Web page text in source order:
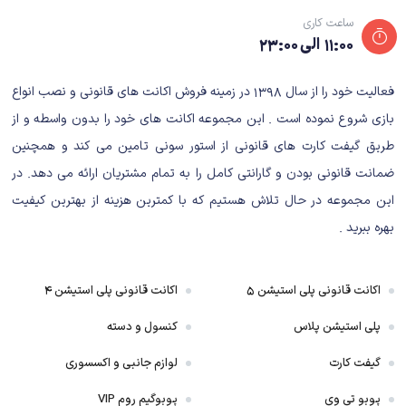
اما زمانی که شما سرگرم منوها، زمان سنج ها و مسائل پیش پا افتاده ای هستید
کم کم حساس می کنید که بازی راه خود را گم می کند. در بسیاری اوقات زمان
دهید که با وجود لازم بودن گاهی بسیار بیش از حد می شوند و واقعا برای گیمر
خسته کننده هستند. شاید سازندگان با گذاشتن گزینه Skip در این صحنات، می
توانستند بسیاری از مشکلات بازی را حل کنند.
گیم پلی بازی Jurassic World Evolution
2
تمامی مکانیک‌ها و کلیت بازی آشنا کند.
ساعت کاری
۱۱:۰۰ الی ۲۳:۰۰
فعالیت خود را از سال ۱۳۹۸ در زمینه فروش اکانت های قانونی و نصب انواع
بازی شروع نموده است . این مجموعه اکانت های خود را بدون واسطه و از
طریق گیفت کارت های قانونی از استور سونی تامین می کند و همچنین
ضمانت قانونی بودن و گارانتی کامل را به تمام مشتریان ارائه می دهد. در
این مجموعه در حال تلاش هستیم که با کمترین هزینه از بهترین کیفیت
بهره ببرید .
اکانت قانونی پلی استیشن ۵
پلی استیشن پلاس
گیفت کارت
پوبو تی وی
اکانت قانونی پلی استیشن ۴
کنسول و دسته
لوازم جانبی و اکسسوری
پوبوگیم روم VIP